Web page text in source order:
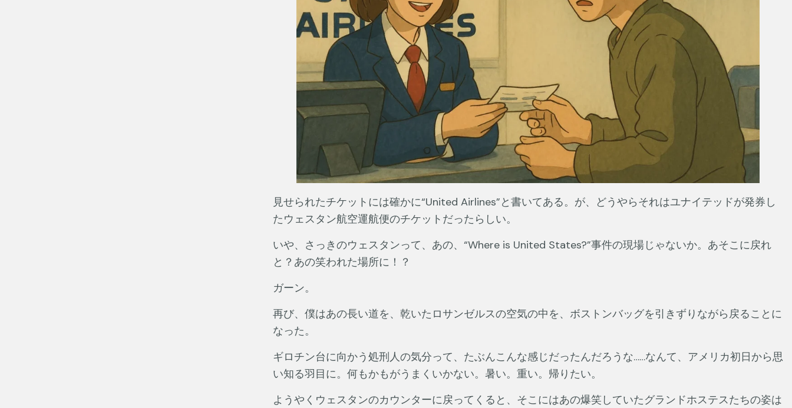
見せられたチケットには確かに“United Airlines”と書いてある。が、どうやらそれはユナイテッドが発券し
たウェスタン航空運航便のチケットだったらしい。
いや、さっきのウェスタンって、あの、“Where is United States?”事件の現場じゃないか。あそこに戻れ
と？あの笑われた場所に！？
ガーン。
再び、僕はあの長い道を、乾いたロサンゼルスの空気の中を、ボストンバッグを引きずりながら戻ることに
なった。
ギロチン台に向かう処刑人の気分って、たぶんこんな感じだったんだろうな……なんて、アメリカ初日から思
い知る羽目に。何もかもがうまくいかない。暑い。重い。帰りたい。
ようやくウェスタンのカウンターに戻ってくると、そこにはあの爆笑していたグランドホステスたちの姿は